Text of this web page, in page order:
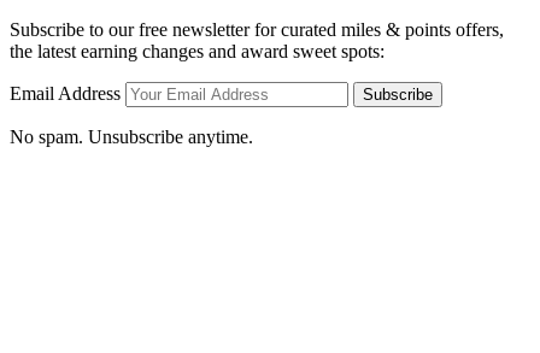
Subscribe to our free newsletter for curated miles & points offers,
the latest earning changes and award sweet spots:
Email Address Subscribe
No spam. Unsubscribe anytime.